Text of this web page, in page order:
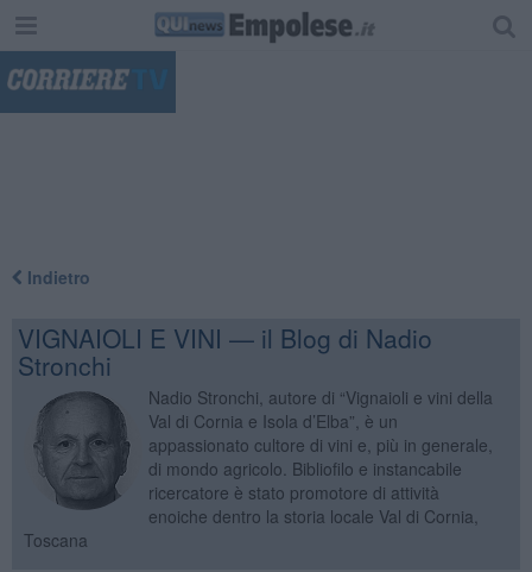
Indietro
VIGNAIOLI E VINI — il Blog di Nadio
Stronchi
Nadio Stronchi, autore di “Vignaioli e vini della
Val di Cornia e Isola d’Elba”, è un
appassionato cultore di vini e, più in generale,
di mondo agricolo. Bibliofilo e instancabile
ricercatore è stato promotore di attività
enoiche dentro la storia locale Val di Cornia,
Toscana